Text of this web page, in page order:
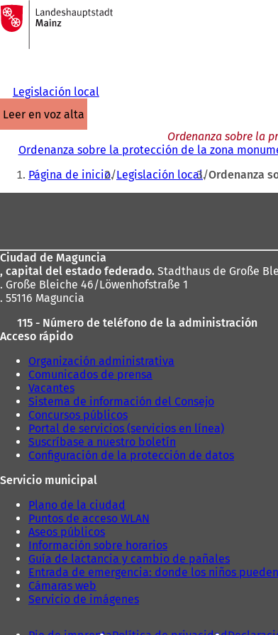
Saltar al contenido
A
la
página
Legislación local
leer en voz alta
Ordenanza sobre la
Ordenanza sobre la protección de la zona
Estás
aquí:
Página de inicio Legislación local Ordenanza
pies
Ciudad de Maguncia
, capital del estado federado. Stadthaus de Große
. Große Bleiche 46/Löwenhofstraße 1
. 55116 Maguncia
115 - Número de teléfono de la administración
Acceso rápido
Organización administrativa
Comunicados de prensa
Vacantes
Sistema de información del Consejo
Concursos públicos
Portal de servicios (servicios en línea)
Suscríbase a nuestro boletín
Configuración de la protección de datos
Servicio municipal
Plano de la ciudad
Puntos de acceso WLAN
Aseos públicos
Información sobre horarios
Guía de lactancia y cambio de pañales
Entrada de emergencia: donde los niños
Cámaras web
Servicio de imágenes